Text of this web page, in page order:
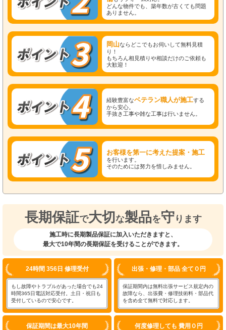
どんな物件でも、築年数が古くても問題
ありません。
岡山ならどこでもお伺いして無料見積
り！
もちろん相見積りや相談だけのご依頼も
大歓迎！
経験豊富なベテラン職人が施工する
から安心。
手抜き工事や雑な工事は行いません。
お客様を第一に考えた提案・施工
を行います。
そのためには努力を惜しみません。
長期保証で大切 な製品を守 ります
施工時に長期製品保証に加入いただきますと、
最大で10年間の長期保証を受けることができます。
24時間 356日 修理受付
もし故障やトラブルがあった場合でも24
時間365日電話対応受付。土日・祝日も
受付しているので安心です。
出張・修理・部品 全て０円
保証期間内は無料出張サービス規定内の
故障なら、出張費・修理技術料・部品代
を含め全て無料で対応します。
保証期間は最大10年間 何度修理しても 費用０円